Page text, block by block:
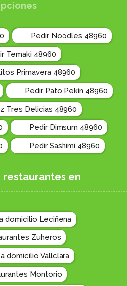
Pedir Noodles 48960
Temaki 48960
Primavera 48960
Pedir Pato Pekín 48960
Tres Delicias 48960
Pedir Dimsum 48960
Pedir Sashimi 48960
restaurantes en
domicilio Leciñena
Zuheros
domicilio Vallclara
Montorio